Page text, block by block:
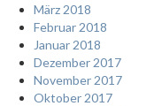
März 2018
Februar 2018
Januar 2018
Dezember 2017
November 2017
Oktober 2017